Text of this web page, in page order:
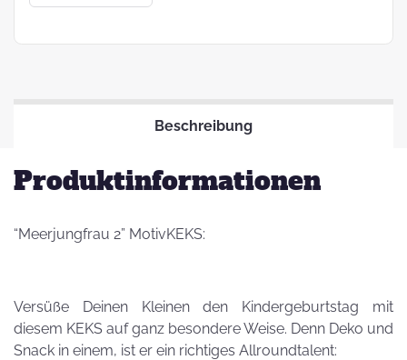
Beschreibung
Produktinformationen
“Meerjungfrau 2” MotivKEKS:
Versüße Deinen Kleinen den Kindergeburtstag mit
diesem KEKS auf ganz besondere Weise. Denn Deko und
Snack in einem, ist er ein richtiges Allroundtalent: